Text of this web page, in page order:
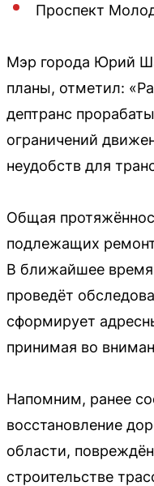
Проспект
Мэр города Юрий
планы, отметил:
дептранс
ограничений
неудобств для
Общая
подлежащих
В ближайшее время
проведёт
сформирует
принимая во
Напомним, ранее
восстановление
области,
строительстве